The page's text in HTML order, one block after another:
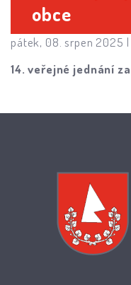
obce
pátek, 08. srpen 2025 |
14. veřejné jednání